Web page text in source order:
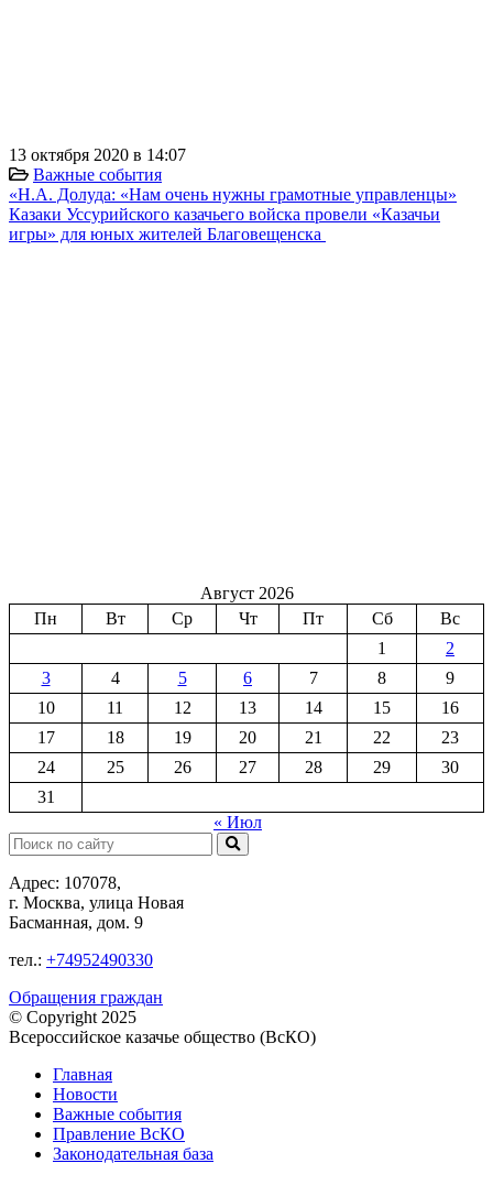
13 октября 2020 в 14:07
Важные события
«Н.А. Долуда: «Нам очень нужны грамотные управленцы»
Казаки Уссурийского казачьего войска провели «Казачьи
игры» для юных жителей Благовещенска
Август 2026
Пн
Вт Ср Чт Пт Сб
Вс
1
2
3
4 5 6 7 8
9
10
11 12 13 14 15
16
17
18 19 20 21 22
23
24
25 26 27 28 29
30
31
« Июл
Поиск:
Адрес: 107078,
г. Москва, улица Новая
Басманная, дом. 9
тел.: +74952490330
Обращения граждан
© Copyright 2025
Всероссийское казачье общество (ВсКО)
Главная
Новости
Важные события
Правление ВсКО
Законодательная база